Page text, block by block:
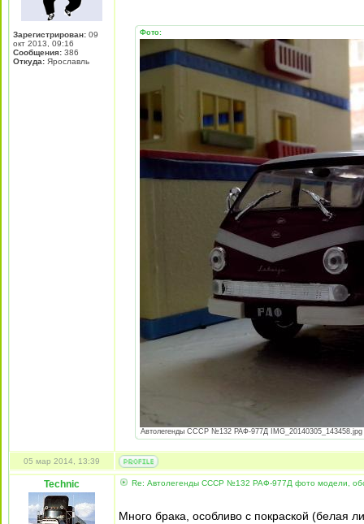
Зарегистрирован: 09
окт 2013, 09:16
Сообщения: 386
Откуда: Ярославль
Фото:
Автолегенды СССР №132 РАФ-977Д
05 мар 2014, 13:39
Technic Re: Автолегенды СССР №132 РАФ-977Д фото модели,
Много брака, особливо с покраской